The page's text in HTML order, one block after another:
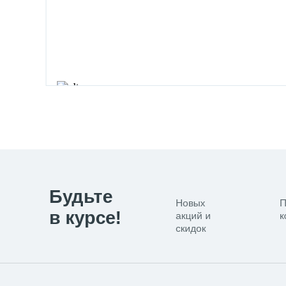
Будьте
в курсе!
Новых
акций и
скидок